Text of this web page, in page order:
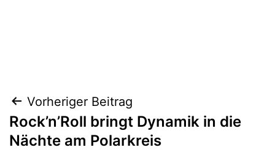
Beitragsnavigation
Vorheriger Beitrag
Rock’n’Roll bringt Dynamik in die
Nächte am Polarkreis